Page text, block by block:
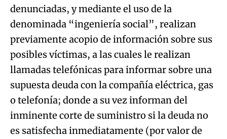
denunciadas, y mediante el uso de la
denominada “ingeniería social”, realizan
previamente acopio de información sobre sus
posibles víctimas, a las cuales le realizan
llamadas telefónicas para informar sobre una
supuesta deuda con la compañía eléctrica, gas
o telefonía; donde a su vez informan del
inminente corte de suministro si la deuda no
es satisfecha inmediatamente (por valor de